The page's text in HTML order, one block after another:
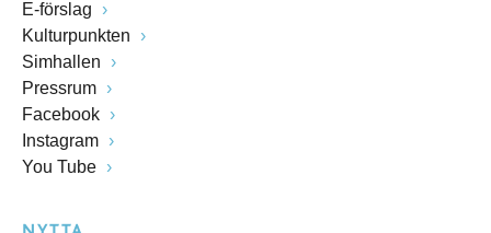
E-förslag
Kulturpunkten
Simhallen
Pressrum
Facebook
Instagram
You Tube